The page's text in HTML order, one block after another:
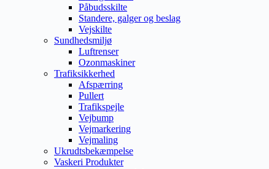
Påbudsskilte
Standere, galger og beslag
Vejskilte
Sundhedsmiljø
Luftrenser
Ozonmaskiner
Trafiksikkerhed
Afspærring
Pullert
Trafikspejle
Vejbump
Vejmarkering
Vejmaling
Ukrudtsbekæmpelse
Vaskeri Produkter